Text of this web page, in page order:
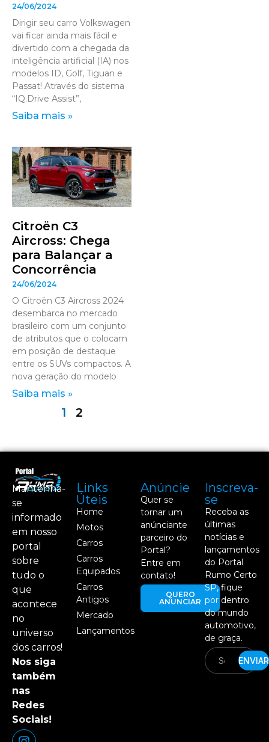
24/06/2024
Dirigir seu carro Volkswagen
vai ficar ainda mais fácil e
divertido com a chegada da
inteligência artificial (IA) nos
modelos ID, Golf, Tiguan e
Passat! Através do sistema
“IQ.Drive Assist”,
Saiba mais »
Citroën C3
Aircross: Chega
para Balançar a
Concorrência
24/06/2024
O Citroën C3 Aircross 2024
desembarca no mercado
brasileiro com um conjunto
de atributos que o colocam
em posição de destaque
entre os SUVs compactos. A
nova geração do modelo
Saiba mais »
1 2
Mantenha-
se
informado
em nosso
portal
sobre
tudo o
que
acontece
no
universo
dos carros!
Nos siga
também
nas
Redes
Sociais!
Links
Úteis
Home
Motos
Carros
Carros
Equipados
Carros
Antigos
Mercado
Lançamentos
Anúncie
Quer se
tornar um
anúnciante
parceiro do
Portal?
Entre em
contato!
QUERO
ANUNCIAR
Inscreva-
se
Receba as
últimas
notícias e
lançamentos
do Portal
Rumo Certo
SP, fique
por dentro
do mundo
automotivo,
de graça.
ENVIAR